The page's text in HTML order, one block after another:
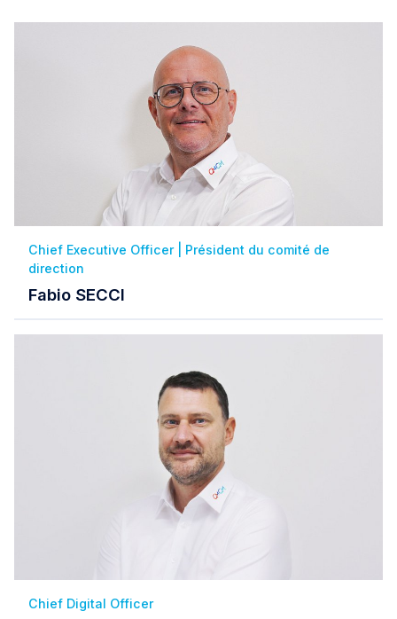
Chief Executive Officer | Président du comité de
direction
Fabio SECCI
Chief Digital Officer